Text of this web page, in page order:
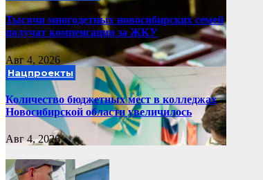
Тысячи многодетных новосибирских семей
получат компенсации за ЖКУ
Авг 4, 2026
Нацпроекты
Количество бюджетных мест в колледжах
Новосибирской области увеличилось
Авг 4, 2026